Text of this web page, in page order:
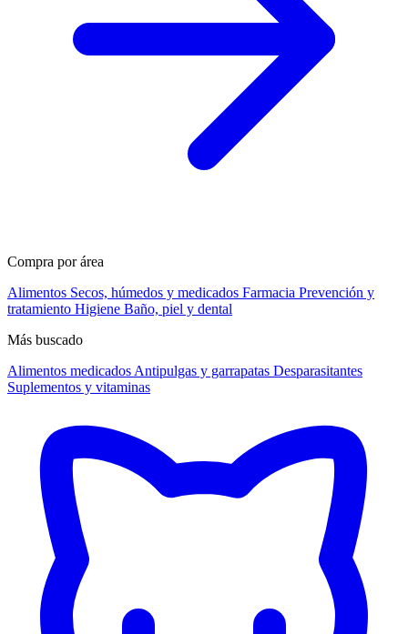
Compra por área
Alimentos Secos, húmedos y medicados Farmacia Prevención y
tratamiento Higiene Baño, piel y dental
Más buscado
Alimentos medicados Antipulgas y garrapatas Desparasitantes
Suplementos y vitaminas